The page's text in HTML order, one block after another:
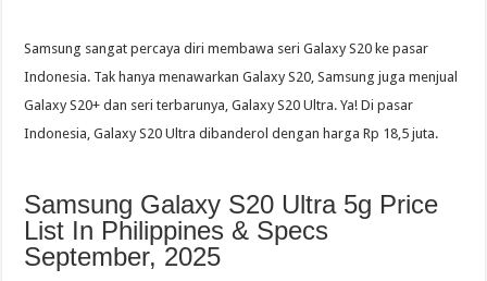
Samsung sangat percaya diri membawa seri Galaxy S20 ke pasar
Indonesia. Tak hanya menawarkan Galaxy S20, Samsung juga menjual
Galaxy S20+ dan seri terbarunya, Galaxy S20 Ultra. Ya! Di pasar
Indonesia, Galaxy S20 Ultra dibanderol dengan harga Rp 18,5 juta.
Samsung Galaxy S20 Ultra 5g Price
List In Philippines & Specs
September, 2025